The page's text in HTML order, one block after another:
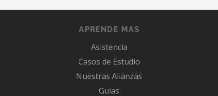
APRENDE MAS
Asistencia
Casos de Estudio
Nuestras Alianzas
Guias